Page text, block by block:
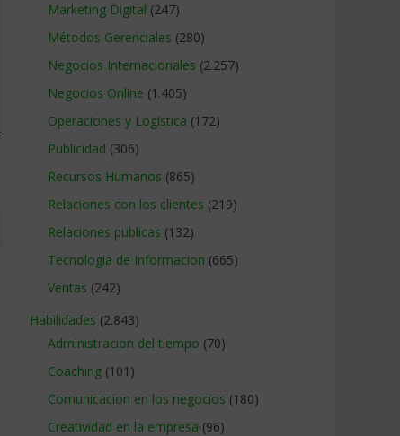
Marketing Digital (247)
Métodos Gerenciales (280)
Negocios Internacionales (2.257)
Negocios Online (1.405)
Operaciones y Logística (172)
Publicidad (306)
Recursos Humanos (865)
Relaciones con los clientes (219)
Relaciones publicas (132)
Tecnologia de Informacion (665)
Ventas (242)
Habilidades (2.843)
Administracion del tiempo (70)
Coaching (101)
Comunicacion en los negocios (180)
Creatividad en la empresa (96)